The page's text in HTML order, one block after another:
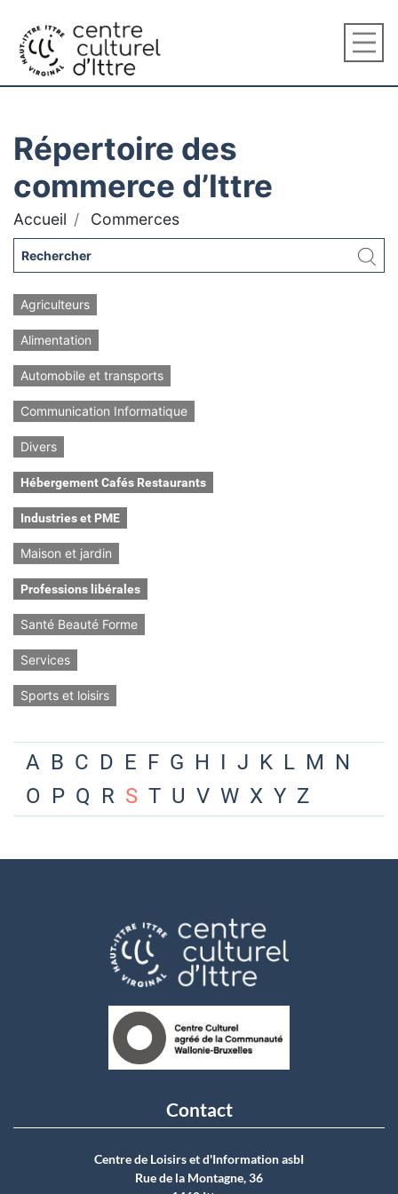
Répertoire des
commerce d’Ittre
Accueil Commerces
Agriculteurs
Alimentation
Automobile et transports
Communication Informatique
Divers
Hébergement Cafés Restaurants
Industries et PME
Maison et jardin
Professions libérales
Santé Beauté Forme
Services
Sports et loisirs
A B C D E F G H I J K L M N
O P Q R S T U V W X Y Z
Contact
Centre de Loisirs et d'Information asbI
Rue de la Montagne, 36